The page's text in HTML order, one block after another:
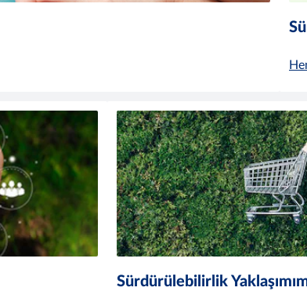
Sürdürülebilirlik